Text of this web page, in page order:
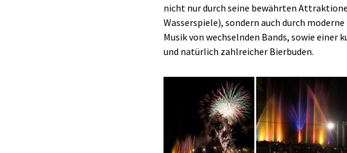
nicht nur durch seine bewährten
Wasserspiele), sondern auch durch
Musik von wechselnden Bands, sowie
und natürlich zahlreicher Bierbuden.